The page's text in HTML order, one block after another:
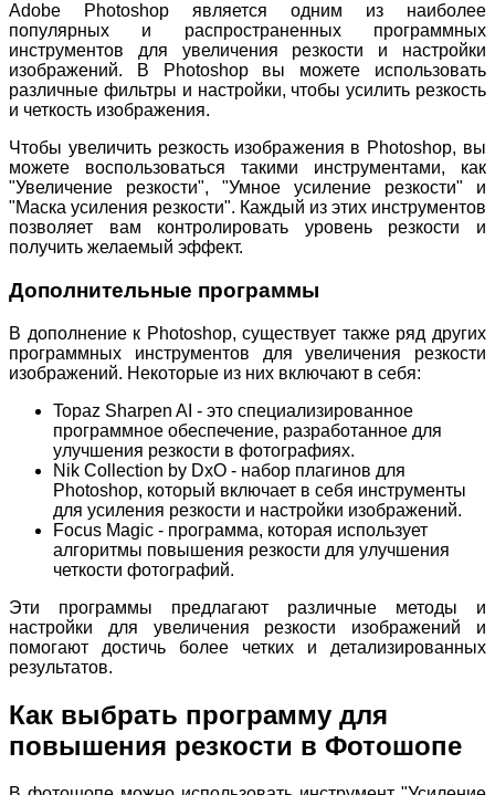
Adobe Photoshop является одним из наиболее
популярных и распространенных программных
инструментов для увеличения резкости и настройки
изображений. В Photoshop вы можете использовать
различные фильтры и настройки, чтобы усилить резкость
и четкость изображения.
Чтобы увеличить резкость изображения в Photoshop, вы
можете воспользоваться такими инструментами, как
"Увеличение резкости", "Умное усиление резкости" и
"Маска усиления резкости". Каждый из этих инструментов
позволяет вам контролировать уровень резкости и
получить желаемый эффект.
Дополнительные программы
В дополнение к Photoshop, существует также ряд других
программных инструментов для увеличения резкости
изображений. Некоторые из них включают в себя:
Topaz Sharpen AI - это специализированное
программное обеспечение, разработанное для
улучшения резкости в фотографиях.
Nik Collection by DxO - набор плагинов для
Photoshop, который включает в себя инструменты
для усиления резкости и настройки изображений.
Focus Magic - программа, которая использует
алгоритмы повышения резкости для улучшения
четкости фотографий.
Эти программы предлагают различные методы и
настройки для увеличения резкости изображений и
помогают достичь более четких и детализированных
результатов.
Как выбрать программу для
повышения резкости в Фотошопе